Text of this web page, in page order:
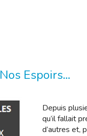
Nos Espoirs...
Depuis
qu’il fallait
d’autres et,